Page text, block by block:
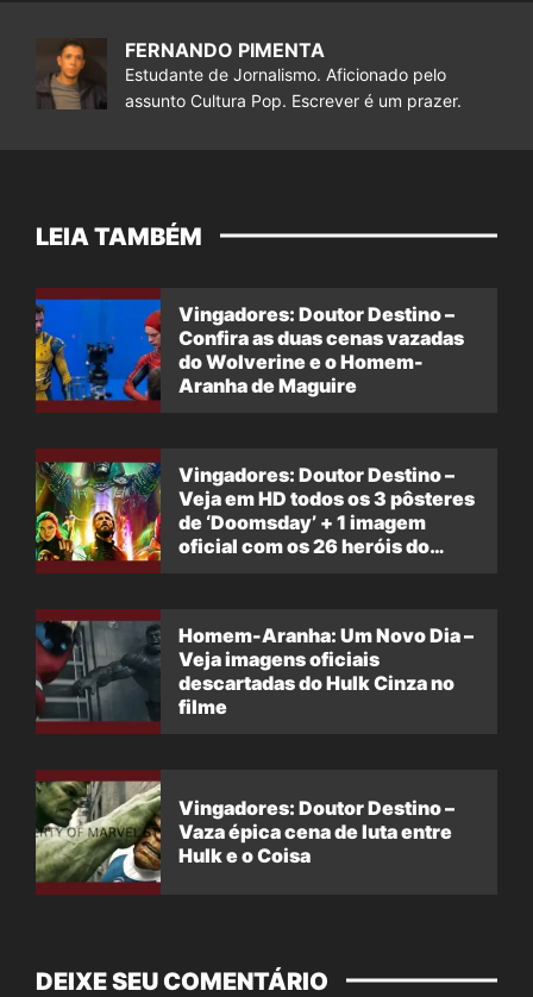
FERNANDO PIMENTA
Estudante de Jornalismo. Aficionado pelo
assunto Cultura Pop. Escrever é um prazer.
LEIA TAMBÉM
Vingadores: Doutor Destino –
Confira as duas cenas vazadas
do Wolverine e o Homem-
Aranha de Maguire
Vingadores: Doutor Destino –
Veja em HD todos os 3 pôsteres
de ‘Doomsday’ + 1 imagem
oficial com os 26 heróis do
Homem-Aranha: Um Novo Dia –
Veja imagens oficiais
descartadas do Hulk Cinza no
filme
Vingadores: Doutor Destino –
Vaza épica cena de luta entre
Hulk e o Coisa
DEIXE SEU COMENTÁRIO